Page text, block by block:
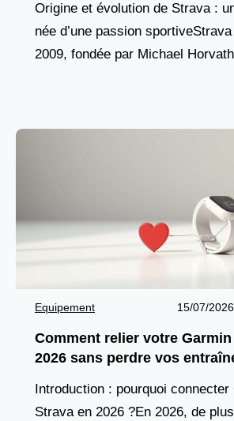
Origine et évolution de Strava :
née d’une passion
2009, fondée par Michael
Equipement 15/07/2026
Comment relier votre Garmin
2026 sans perdre vos
Introduction : pourquoi
Strava en 2026 ?En 2026, de